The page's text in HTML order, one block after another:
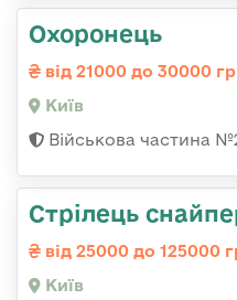
Охоронець
від 21000 до 30000
Київ
Військова частина
Стрілець
від 25000 до 125000
Київ